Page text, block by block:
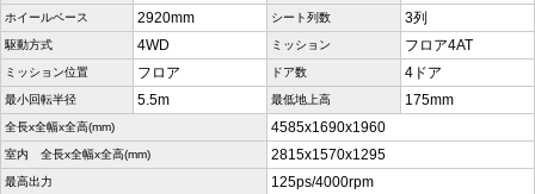
ホイールベース 2920mm シート列数 3列
駆動方式 4WD ミッション フロア4AT
ミッション位置 フロア ドア数 4ドア
最小回転半径 5.5m 最低地上高 175mm
全長x全幅x全高(mm) 4585x1690x1960
室内 全長x全幅x全高(mm) 2815x1570x1295
最高出力 125ps/4000rpm